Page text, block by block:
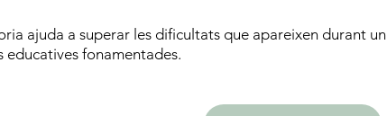
ajuda a superar les dificultats que apareixen durant un
fonamentades.